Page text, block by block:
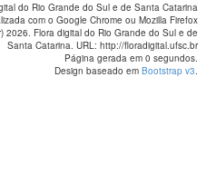
do Rio Grande do Sul e de Santa Catarina
com o Google Chrome ou Mozilla Firefox
2026. Flora digital do Rio Grande do Sul e de
Santa Catarina. URL: http://floradigital.ufsc.br
Página gerada em 0 segundos.
Design baseado em Bootstrap v3.